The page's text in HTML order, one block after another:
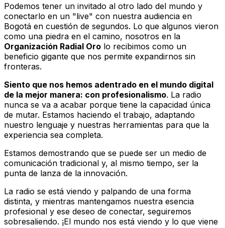
Podemos tener un invitado al otro lado del mundo y
conectarlo en un "live" con nuestra audiencia en
Bogotá en cuestión de segundos. Lo que algunos vieron
como una piedra en el camino, nosotros en la
Organización Radial Oro lo recibimos como un
beneficio gigante que nos permite expandirnos sin
fronteras.
Siento que nos hemos adentrado en el mundo digital
de la mejor manera: con profesionalismo. La radio
nunca se va a acabar porque tiene la capacidad única
de mutar. Estamos haciendo el trabajo, adaptando
nuestro lenguaje y nuestras herramientas para que la
experiencia sea completa.
Estamos demostrando que se puede ser un medio de
comunicación tradicional y, al mismo tiempo, ser la
punta de lanza de la innovación.
La radio se está viendo y palpando de una forma
distinta, y mientras mantengamos nuestra esencia
profesional y ese deseo de conectar, seguiremos
sobresaliendo. ¡El mundo nos está viendo y lo que viene